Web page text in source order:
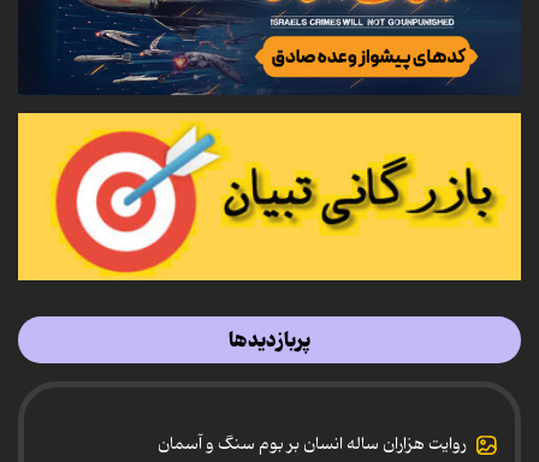
پربازدیدها
روایت هزاران ساله انسان بر بوم سنگ و آسمان